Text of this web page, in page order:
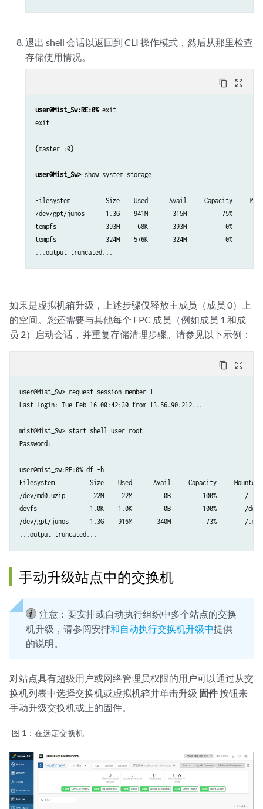
退出 shell 会话以返回到 CLI 操作模式，然后从那里检查
存储使用情况。
content_copy zoom_out_map
user@Mist_Sw:RE:0% exit
exit
{master :0}
user@Mist_Sw> show system storage
Filesystem          Size    Used      Avail     Capacity
/dev/gpt/junos      1.3G    941M       315M          75%        /
tempfs              393M     68K       393M           0%        /
tempfs              324M    576K       324M           0%        /
...output truncated...
如果是虚拟机箱升级，上述步骤仅释放主成员（成员 0）上
的空间。您还需要与其他每个 FPC 成员（例如成员 1 和成
员 2）启动会话，并重复存储清理步骤。请参见以下示例：
content_copy zoom_out_map
user@Mist_Sw> request session member 1
Last login: Tue Feb 16 00:42:30 from 13.56.90.212...
mist@Mist_Sw> start shell user root
Password:
user@mist_sw:RE:0% df -h
Filesystem          Size    Used      Avail     Capacity     Mounted
/dev/md0.uzip        22M     22M         0B         100%        /
devfs               1.0K    1.0K         0B         100%        /dev
/dev/gpt/junos      1.3G    916M       340M          73%        /
手动升级站点中的交换机
注意： 要安排或自动执行组织中多个站点的交换
机升级，请参阅安排和自动执行交换机升级中提供
的说明。
对站点具有超级用户或网络管理员权限的用户可以通过从交
换机列表中选择交换机或虚拟机箱并单击升级 固件按钮来
手动升级交换机或上的固件。
图 1： 在选定交换机